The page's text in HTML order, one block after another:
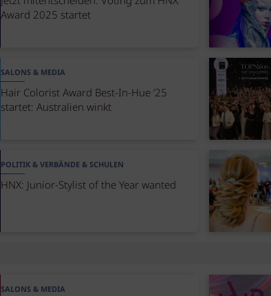
Award 2025 startet
SALONS & MEDIA
Hair Colorist Award Best-In-Hue ’25
startet: Australien winkt
POLITIK & VERBÄNDE & SCHULEN
HNX: Junior-Stylist of the Year wanted
SALONS & MEDIA